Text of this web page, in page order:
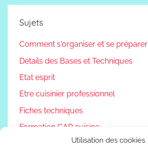
Utilisation des cookies
Sujets
Comment s'organiser et se préparer
Détails des Bases et Techniques
Etat esprit
Etre cuisinier professionnel
Fiches techniques
Formation CAP cuisine